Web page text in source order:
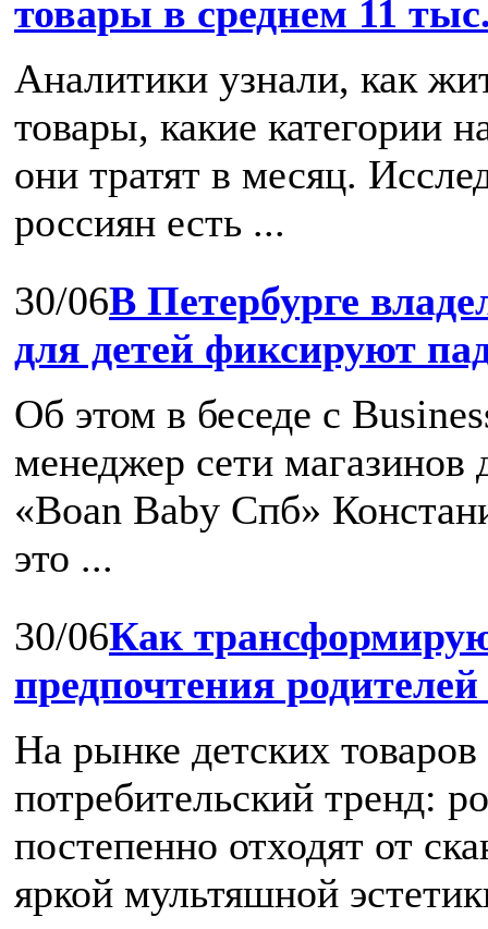
товары в среднем 11
Аналитики узнали, как
товары, какие категории
они тратят в месяц.
россиян есть ...
30/06В Петербурге
для детей фиксируют
Об этом в беседе с
менеджер cети магазинов
«Boan Baby Спб»
это ...
30/06Как
предпочтения
На рынке детских
потребительский тренд:
постепенно отходят от
яркой мультяшной